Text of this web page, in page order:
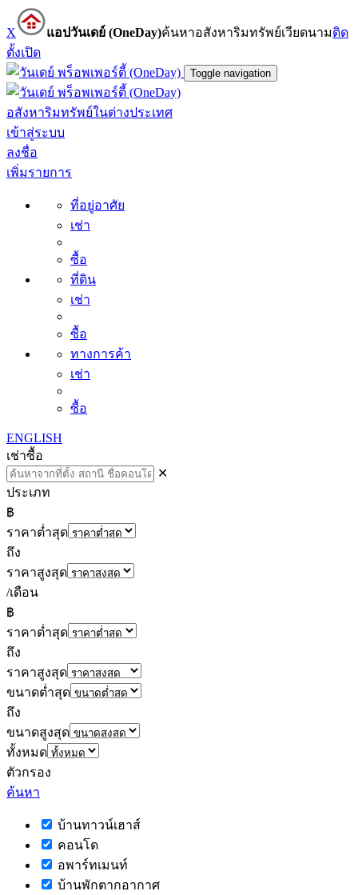
X แอปวันเดย์ (OneDay)ค้นหาอสังหาริมทรัพย์เวียดนามติด
ตั้งเปิด
Toggle navigation
อสังหาริมทรัพย์ในต่างประเทศ
เข้าสู่ระบบ
ลงชื่อ
เพิ่มรายการ
ที่อยู่อาศัย
เช่า
ซื้อ
ที่ดิน
เช่า
ซื้อ
ทางการค้า
เช่า
ซื้อ
ENGLISH
เช่าซื้อ
✕
ประเภท
฿
ราคาต่ำสุด
ถึง
ราคาสูงสุด
/เดือน
฿
ราคาต่ำสุด
ถึง
ราคาสูงสุด
ขนาดต่ำสุด
ถึง
ขนาดสูงสุด
ทั้งหมด
ตัวกรอง
ค้นหา
บ้านทาวน์เฮาส์
คอนโด
อพาร์ทเมนท์
บ้านพักตากอากาศ